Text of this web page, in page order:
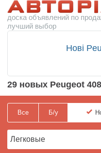
доска объявлений по
лучший выбор
Нові
29 новых Peugeot 408
Все Б/у